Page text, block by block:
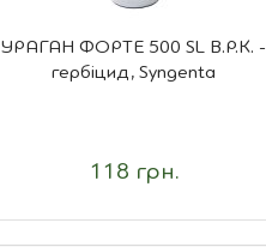
УРАГАН ФОРТЕ 500 SL В.Р.К. -
гербіцид, Syngenta
118 грн.